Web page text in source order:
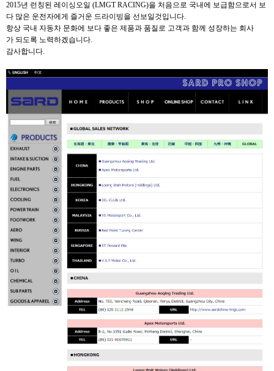
2015년 런칭된 레이싱오일 (LMGT RACING)을 처음으로 국내에 보급함으로서 보
다 많은 운전자에게 즐거운 드라이빙을 선보일것입니다.
항상 국내 자동차 문화에 보다 좋은 제품과 품질로 고객과 함께 성장하는 회사
가 되도록 노력하겠습니다.
감사합니다.